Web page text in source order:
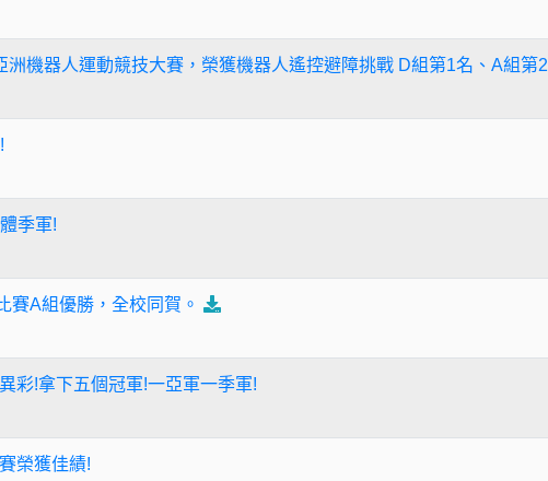
洲機器人運動競技大賽，榮獲機器人遙控避障挑戰 D組第1名、A組第2
季軍!
賽A組優勝，全校同賀。
彩!拿下五個冠軍!一亞軍一季軍!
榮獲佳績!